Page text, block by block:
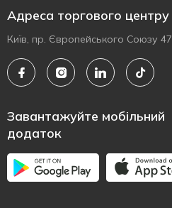
Адреса торгового центру
Київ, пр. Європейського Союзу 47
Завантажуйте мобільний
додаток